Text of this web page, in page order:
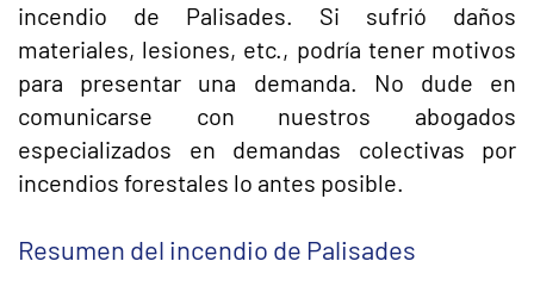
incendio de Palisades. Si sufrió daños
materiales, lesiones, etc., podría tener motivos
para presentar una demanda. No dude en
comunicarse con nuestros abogados
especializados en demandas colectivas por
incendios forestales lo antes posible.
Resumen del incendio de Palisades